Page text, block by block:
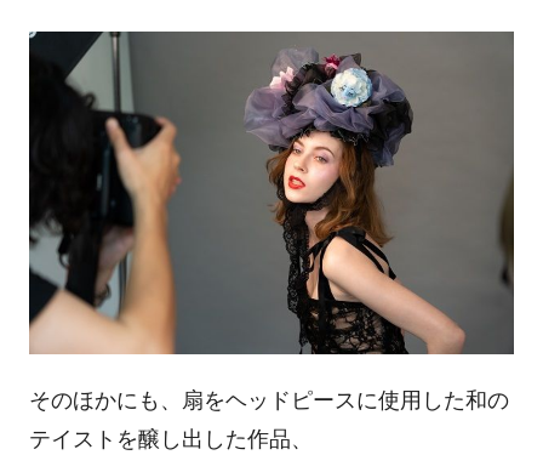
そのほかにも、扇をヘッドピースに使用した和の
テイストを醸し出した作品、